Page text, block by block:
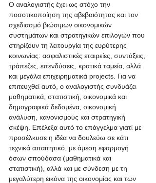
Ο αναλογιστής έχει ως στόχο την
ποσοτικοποίηση της αβεβαιότητας και τον
σχεδιασμό βιώσιμων οικονομικών
συστημάτων και στρατηγικών επιλογών που
στηρίζουν τη λειτουργία της ευρύτερης
κοινωνίας: ασφαλιστικές εταιρείες, συντάξεις,
τράπεζες, επενδύσεις, κρατικά ταμεία, αλλά
και μεγάλα επιχειρηματικά projects. Για να
επιτευχθεί αυτό, ο αναλογιστής συνδυάζει
μαθηματικά, στατιστική, οικονομικά και
δημογραφικά δεδομένα, οικονομική
ανάλυση, κανονισμούς και στρατηγική
σκέψη. Επέλεξα αυτό το επάγγελμα γιατί με
προσέλκυσε η ιδέα να δουλεύω σε κάτι
τεχνικά απαιτητικό, με άμεση εφαρμογή
όσων σπούδασα (μαθηματικά και
στατιστική), αλλά και με σύνδεση με τη
μεγαλύτερη εικόνα της οικονομίας και των